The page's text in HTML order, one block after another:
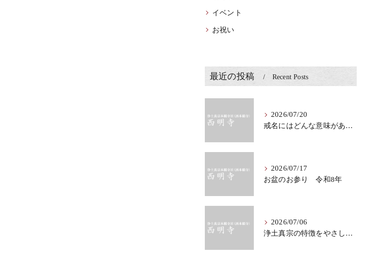
イベント
お祝い
最近の投稿 Recent Posts
2026/07/20
戒名にはどんな意味がある？法要で知りたい仏教の心
2026/07/17
お盆のお参り 令和8年
2026/07/06
浄土真宗の特徴をやさしく知る、法要に表れる教え